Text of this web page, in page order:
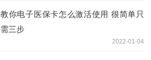
教你电子医保卡怎么激活使用 很简单只
需三步
2022-01-04